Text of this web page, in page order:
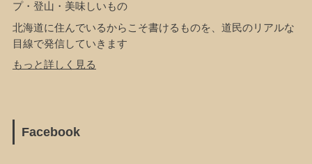
プ・登山・美味しいもの
北海道に住んでいるからこそ書けるものを、道民のリアルな
目線で発信していきます
もっと詳しく見る
Facebook